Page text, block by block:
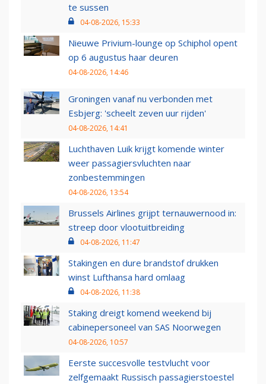
te sussen
04-08-2026, 15:33
Nieuwe Privium-lounge op Schiphol opent
op 6 augustus haar deuren
04-08-2026, 14:46
Groningen vanaf nu verbonden met
Esbjerg: 'scheelt zeven uur rijden'
04-08-2026, 14:41
Luchthaven Luik krijgt komende winter
weer passagiersvluchten naar
zonbestemmingen
04-08-2026, 13:54
Brussels Airlines grijpt ternauwernood in:
streep door vlootuitbreiding
04-08-2026, 11:47
Stakingen en dure brandstof drukken
winst Lufthansa hard omlaag
04-08-2026, 11:38
Staking dreigt komend weekend bij
cabinepersoneel van SAS Noorwegen
04-08-2026, 10:57
Eerste succesvolle testvlucht voor
zelfgemaakt Russisch passagierstoestel